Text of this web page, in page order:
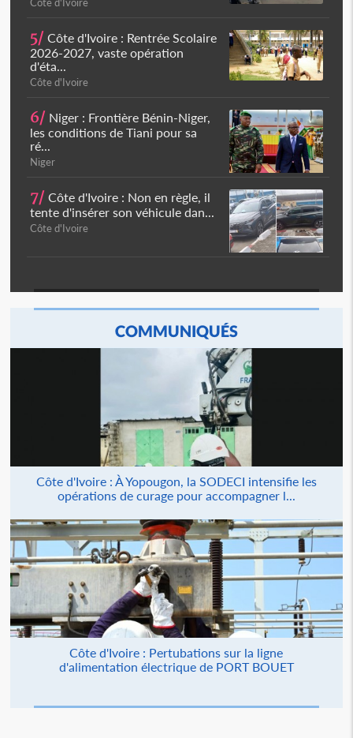
5/ Côte d'Ivoire : Rentrée Scolaire
2026-2027, vaste opération
d'éta...
Côte d'Ivoire
6/ Niger : Frontière Bénin-Niger,
les conditions de Tiani pour sa
ré...
Niger
7/ Côte d'Ivoire : Non en règle, il
tente d'insérer son véhicule dan...
Côte d'Ivoire
COMMUNIQUÉS
Côte d'Ivoire : À Yopougon, la SODECI intensifie les
opérations de curage pour accompagner l...
Côte d'Ivoire : Pertubations sur la ligne
d'alimentation électrique de PORT BOUET